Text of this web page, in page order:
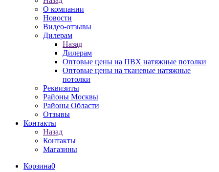
О компании
Новости
Видео-отзывы
Дилерам
Назад
Дилерам
Оптовые цены на ПВХ натяжные потолки
Оптовые цены на тканевые натяжные
потолки
Реквизиты
Районы Москвы
Районы Области
Отзывы
Контакты
Назад
Контакты
Магазины
Корзина0